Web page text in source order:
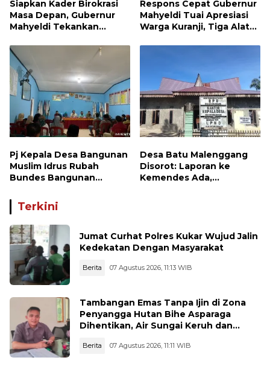
Siapkan Kader Birokrasi
Masa Depan, Gubernur
Mahyeldi Tekankan
Transformasi Digital
Kepada Praja IPDN Asal
Sumbar
Respons Cepat Gubernur
Mahyeldi Tuai Apresiasi
Warga Kuranji, Tiga Alat
Pulihkan Tanggul Jebol
Pj Kepala Desa Bangunan
Muslim Idrus Rubah
Bundes Bangunan
Optimal
Desa Batu Malenggang
Disorot: Laporan ke
Kemendes Ada,
Terkini
Jumat Curhat Polres Kukar Wujud Jalin
Kedekatan Dengan Masyarakat
Berita 07 Agustus 2026, 11:13 WIB
Tambangan Emas Tanpa Ijin di Zona
Penyangga Hutan Bihe Asparaga
Dihentikan, Air Sungai Keruh dan
Berita 07 Agustus 2026, 11:11 WIB